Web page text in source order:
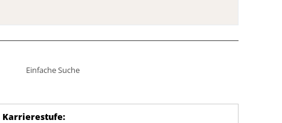
Einfache Suche
Karrierestufe: